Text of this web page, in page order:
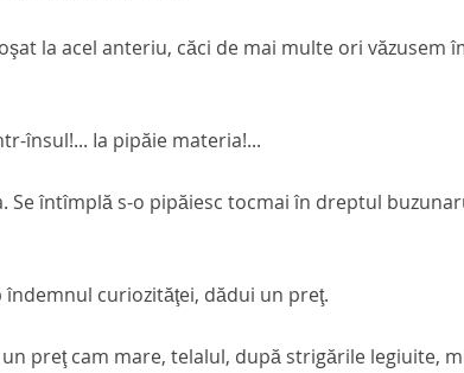
la acel anteriu, căci de mai multe ori văzusem
însul!... Ia pipăie materia!...
Se întîmplă s-o pipăiesc tocmai în dreptul
curiozităţei, dădui un preţ.
preţ cam mare, telalul, după strigările legiuite,